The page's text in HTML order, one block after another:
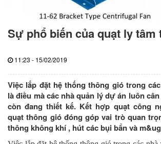
Sự phổ biến của quạt ly tâm
11:23 - 15/02/2019
Việc lắp đặt hệ thống thông gió trong
là điều mà các nhà quản lý dự án luôn
còn đang thiết kế. Kết hợp quạt công
quạt thông gió đóng góp vai trò quan
thông không khí , hút các bụi bẩn và